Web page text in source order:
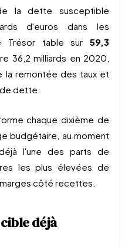
la dette susceptible
d'euros dans les
Trésor table sur 59,3
36,2 milliards en 2020,
la remontée des taux et
dette.
chaque dixième de
budgétaire, au moment
l'une des parts de
les plus élevées de
côté recettes.
déjà